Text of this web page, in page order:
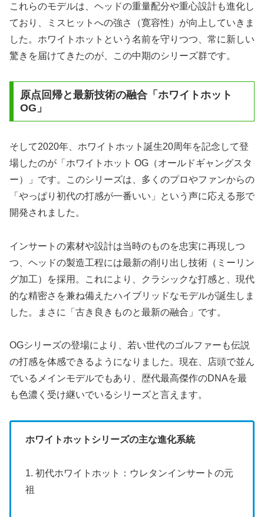
これらのモデルは、ヘッドの重量配分や重心設計も進化し
ており、ミスヒットへの強さ（寛容性）が向上していきま
した。ホワイトホットという名前を守りつつ、常に新しい
驚きを届けてきたのが、この中期のシリーズ群です。
原点回帰と最新技術の融合「ホワイトホット
OG」
そして2020年、ホワイトホット誕生20周年を記念して登
場したのが「ホワイトホット OG（オールドギャングスタ
ー）」です。このシリーズは、多くのプロやファンからの
「やっぱり初代の打感が一番いい」という声に応える形で
開発されました。
インサートの素材や設計は当時のものを忠実に再現しつ
つ、ヘッドの製造工程には最新の削り出し技術（ミーリン
グ加工）を採用。これにより、クラシックな打感と、現代
的な精密さを兼ね備えたハイブリッドなモデルが誕生しま
した。まさに「古き良きものと最新の融合」です。
OGシリーズの登場により、若い世代のゴルファーも伝説
の打感を体感できるようになりました。現在、店頭で並ん
でいるメインモデルでもあり、歴代最高傑作のDNAを最
も色濃く受け継いでいるシリーズと言えます。
ホワイトホットシリーズの主な進化系統
1. 初代ホワイトホット：ウレタンインサートの元
祖